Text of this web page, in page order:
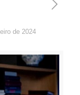
de 2024